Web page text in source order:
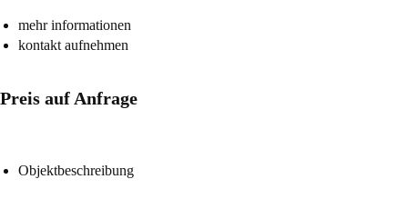
mehr informationen
kontakt aufnehmen
Preis auf Anfrage
Objektbeschreibung